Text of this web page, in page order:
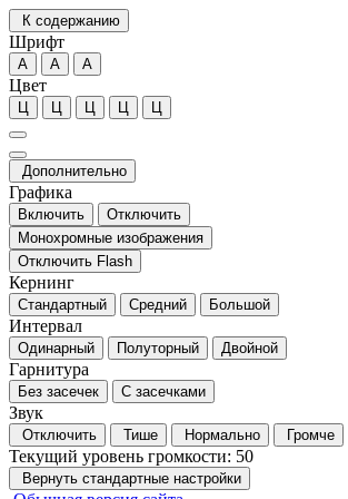
К содержанию
Шрифт
А А А
Цвет
Ц Ц Ц Ц Ц
Дополнительно
Графика
Включить
Отключить
Монохромные изображения
Отключить Flash
Кернинг
Стандартный Средний Большой
Интервал
Одинарный Полуторный Двойной
Гарнитура
Без засечек С засечками
Звук
Отключить Тише Нормально Громче
Текущий уровень громкости: 50
Вернуть стандартные настройки